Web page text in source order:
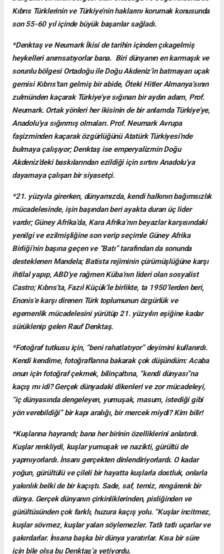
Kıbrıs Türklerinin ve Türkiye’nin haklarını korumak konusunda
son 55-60 yıl içinde büyük başarılar sağladı.
*Denktaş ve Neumark İkisi de tarihin içinden çıkagelmiş
heykelleri anımsatıyorlar bana. Biri dünyanın en karmaşık ve
sorunlu bölgesi Ortadoğu ile Doğu Akdeniz’in batmayan uçak
gemisi Kıbrıs’tan gelmiş bir abide, Öteki Hitler Almanya’sının
zulmünden kaçarak Türkiye’ye sığınan bir aydın adam, Prof.
Neumark. Ortak yönleri her ikisinin de bir anlamda Türkiye’ye,
Anadolu’ya sığınmış olmaları. Prof. Neumark Avrupa
faşizminden kaçarak özgürlüğünü Atatürk Türkiyesi’nde
bulmaya çalışıyor; Denktaş ise emperyalizmin Doğu
Akdeniz’deki baskılarından ezildiği için sırtını Anadolu’ya
dayamaya çalışan bir siyasetçi.
*21. yüzyıla girerken, dünyamızda, kendi halkının bağımsızlık
mücadelesinde, işin başından beri ayakta duran üç lider
vardır; Güney Afrika’da, Kara Afrika’nın beyazlar karşısındaki
yenilgi ve ezilmişliğine son verip seçimle Güney Afrika
Birliği’nin başına geçen ve “Batı” tarafından da sonunda
desteklenen Mandela; Batista rejiminin çürümüşlüğüne karşı
ihtilal yapıp, ABD’ye rağmen Küba’nın lideri olan sosyalist
Castro; Kıbrıs’ta, Fazıl Küçük’le birlikte, ta 1950’lerden beri,
Enonis’e karşı direnen Türk toplumunun özgürlük ve
egemenlik mücadelesini yürütüp 21. yüzyılın eşiğine kadar
sürüklenip gelen Rauf Denktaş.
*Fotoğraf tutkusu için, “beni rahatlatıyor” deyimini kullanırdı.
Kendi kendime, fotoğraflarına bakarak çok düşündüm: Acaba
onun için fotoğraf çekmek, bilinçaltına, “kendi dünyası”na
kaçış mı idi? Gerçek dünyadaki dikenleri ve zor mücadeleyi,
“iç dünyasında dengeleyen, yumuşak, masum, istediği gibi
yön verebildiği” bir kapı aralığı, bir mercek miydi? Kim bilir!
*Kuşlarına hayrandı; bana her birinin özelliklerini anlatırdı.
Kuşlar renkliydi, kuşlar yumuşak ve nazikti, gürültü de
yapmıyorlardı. İnsanı gerçekten dinlendiriyorlardı. O kadar
yoğun, gürültülü ve çileli bir hayatta kuşlarla dostluk, onlarla
yakınlık belki de bir kaçıştı. Sade, saf, temiz, rengârenk bir
dünya. Gerçek dünyanın çirkinliklerinden, pisliğinden ve
gürültüsünden çok farklı, huzura kaçış yolu. “Kuşlar incitmez,
kuşlar sövmez, kuşlar yalan söylemezler. Tatlı tatlı uçarlar ve
şakırdarlar. İnsana başka bir dünya yaratırlar. Kısa bir süre
için bile olsa bu Denktaş’a yetiyordu.